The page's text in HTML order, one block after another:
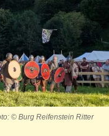
© Burg Reifenstein Ritter